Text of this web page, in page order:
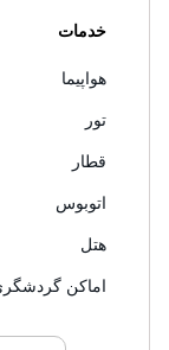
خدمات
هواپیما
تور
قطار
اتوبوس
هتل
اماکن